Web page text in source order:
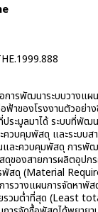
ารพัฒนาระบบวางแผ
าของโรงงานตัวอย่า
ประมูลมาได้ ระบบที่พัฒ
ควบคุมพัสดุ และระบบส
ละควบคุมพัสดุ การพัฒ
ของสายการผลิตอุปก
พัสดุ (Material
รวางแผนการจัดหาพัส
รวมต่ำที่สุด (Least